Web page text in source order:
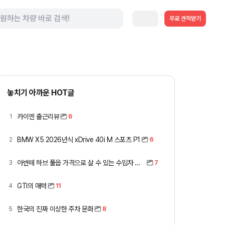
무료 견적받기
놓치기 아까운 HOT글
1 카이엔 출근리뷰 6
2 BMW X5 2026년식 xDrive 40i M 스포츠 P1 6
3 아반떼 하브 풀옵 가격으로 살 수 있는 수입차 모아봤습니다 (중고 포함) 7
4 GTI의 매력 11
5 한국의 진짜 이상한 주차 문화 8